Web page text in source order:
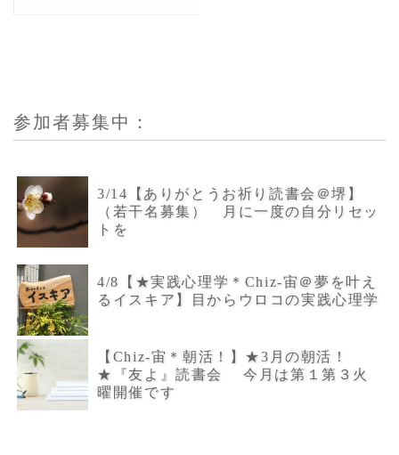
参加者募集中：
3/14【ありがとうお祈り読書会＠堺】
（若干名募集） 月に一度の自分リセッ
トを
4/8【★実践心理学＊Chiz-宙＠夢を叶え
るイスキア】目からウロコの実践心理学
【Chiz-宙＊朝活！】★3月の朝活！
★『友よ』読書会 今月は第１第３火
曜開催です